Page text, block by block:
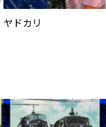
ヤドカリ